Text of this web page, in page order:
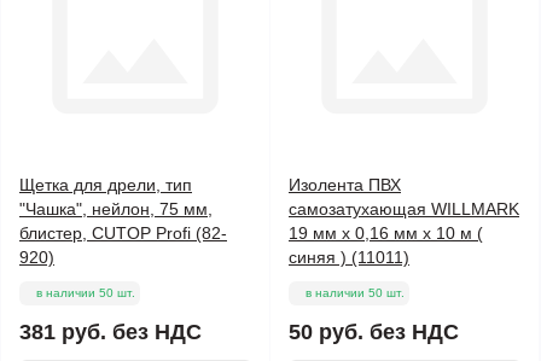
Щетка для дрели, тип
"Чашка", нейлон, 75 мм,
блистер, CUTOP Profi (82-
920)
в наличии 50 шт.
381 руб. без НДС
Изолента ПВХ
самозатухающая WILLMARK
19 мм х 0,16 мм х 10 м (
синяя ) (11011)
в наличии 50 шт.
50 руб. без НДС